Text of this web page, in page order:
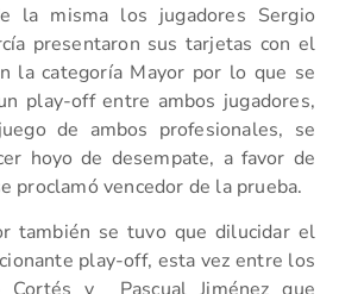
la misma los jugadores Sergio
presentaron sus tarjetas con el
la categoría Mayor por lo que se
play-off entre ambos jugadores,
de ambos profesionales, se
hoyo de desempate, a favor de
proclamó vencedor de la prueba.
también se tuvo que dilucidar el
play-off, esta vez entre los